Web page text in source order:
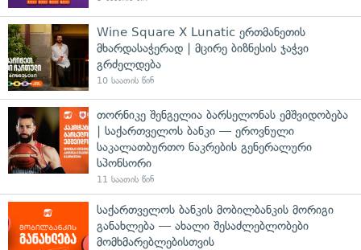
Wine Square X Lunatic ერთმანეთის
მხარდასაჭერად | მცირე ბიზნესის ჯაჭვი
გრძელდება
10 საათის წინ
თორნიკე შენგელია ბარსელონას ემშვიდობება
| საქართველოს ბანკი — ეროვნული
საკალათბურთო ნაკრების გენერალური
სპონსორი
11 საათის წინ
საქართველოს ბანკის მობილბანკის მორიგი
განახლება — ახალი შესაძლებლობები
მომხმარებლებისთვის